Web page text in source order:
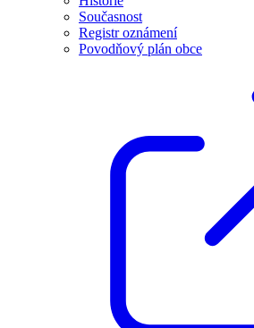
Současnost
Registr oznámení
Povodňový plán obce